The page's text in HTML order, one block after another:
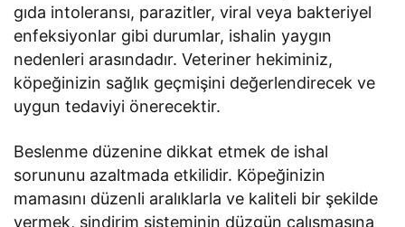
gıda intoleransı, parazitler, viral veya bakteriyel
enfeksiyonlar gibi durumlar, ishalin yaygın
nedenleri arasındadır. Veteriner hekiminiz,
köpeğinizin sağlık geçmişini değerlendirecek ve
uygun tedaviyi önerecektir.
Beslenme düzenine dikkat etmek de ishal
sorununu azaltmada etkilidir. Köpeğinizin
mamasını düzenli aralıklarla ve kaliteli bir şekilde
vermek, sindirim sisteminin düzgün çalışmasına